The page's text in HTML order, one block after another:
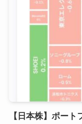
【日本株】ポート